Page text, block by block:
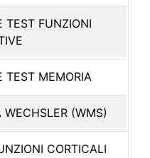
TEST FUNZIONI
TEST MEMORIA
(WMS)
CORTICALI